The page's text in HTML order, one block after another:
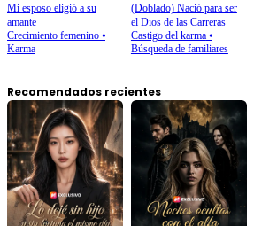
Mi esposo eligió a su
amante
Crecimiento femenino ⦁
Karma
(Doblado) Nació para ser
el Dios de las Carreras
Castigo del karma⦁
Búsqueda de familiares
Recomendados recientes